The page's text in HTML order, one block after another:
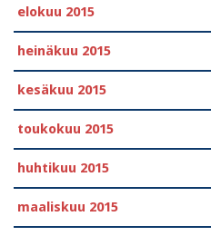
elokuu 2015
heinäkuu 2015
kesäkuu 2015
toukokuu 2015
huhtikuu 2015
maaliskuu 2015